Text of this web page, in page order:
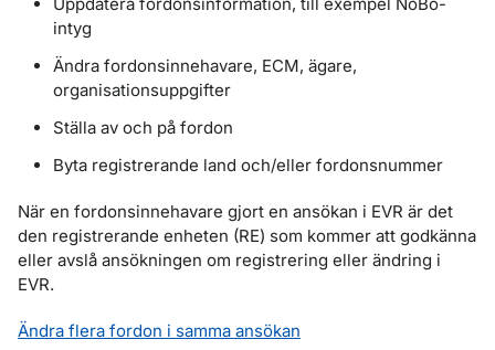
intyg
Ändra fordonsinnehavare, ECM, ägare,
organisationsuppgifter
Ställa av och på fordon
Byta registrerande land och/eller fordonsnummer
När en fordonsinnehavare gjort en ansökan i EVR är det
den registrerande enheten (RE) som kommer att godkänna
eller avslå ansökningen om registrering eller ändring i
EVR.
Ändra flera fordon i samma ansökan